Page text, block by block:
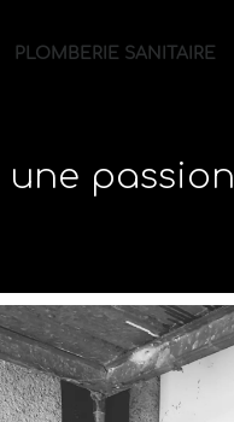
PLOMBERIE SANITAIRE
une passion